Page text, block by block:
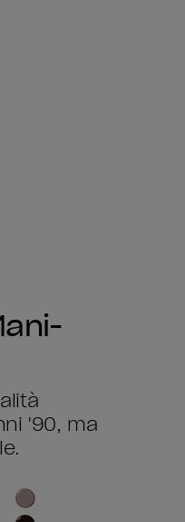
'90, ma